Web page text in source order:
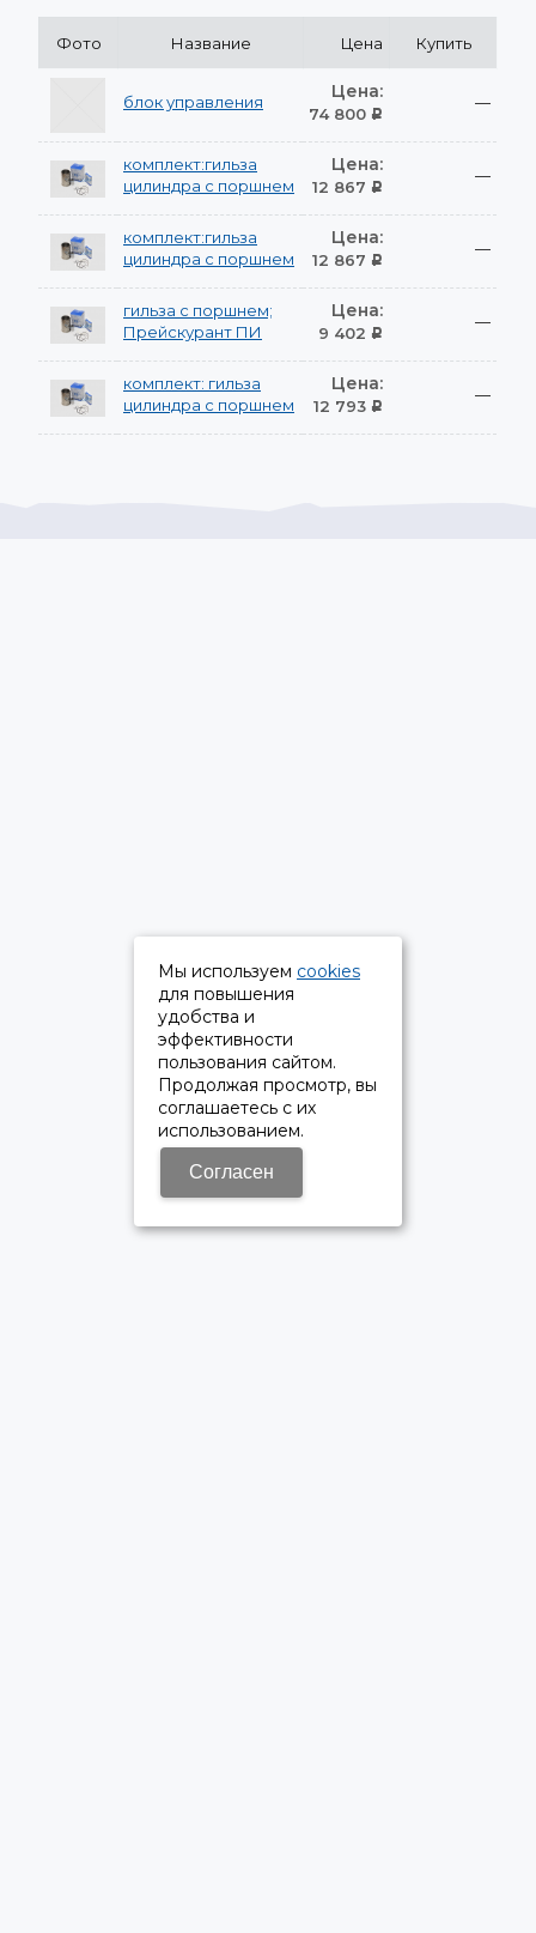
Фото Название Цена Купить
блок управления Цена:
74 800 Р
—
комплект:гильза
цилиндра с поршнем
Цена:
12 867 Р
—
комплект:гильза
цилиндра с поршнем
Цена:
12 867 Р
—
гильза с поршнем;
Прейскурант ПИ
Цена:
9 402 Р
—
комплект: гильза
цилиндра с поршнем
Цена:
12 793 Р
—
Мы используем cookies
для повышения
удобства и
эффективности
пользования сайтом.
Продолжая просмотр, вы
соглашаетесь с их
использованием.
Согласен